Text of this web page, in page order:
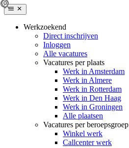
Werkzoekend
Direct inschrijven
Inloggen
Alle vacatures
Vacatures per plaats
Werk in Amsterdam
Werk in Almere
Werk in Rotterdam
Werk in Den Haag
Werk in Groningen
Alle plaatsen
Vacatures per beroepsgroep
Winkel werk
Callcenter werk